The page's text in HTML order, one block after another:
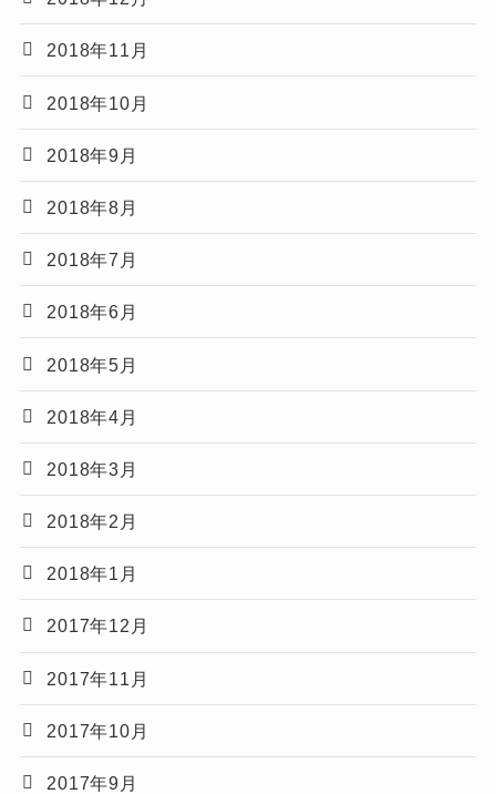
2018年11月
2018年10月
2018年9月
2018年8月
2018年7月
2018年6月
2018年5月
2018年4月
2018年3月
2018年2月
2018年1月
2017年12月
2017年11月
2017年10月
2017年9月